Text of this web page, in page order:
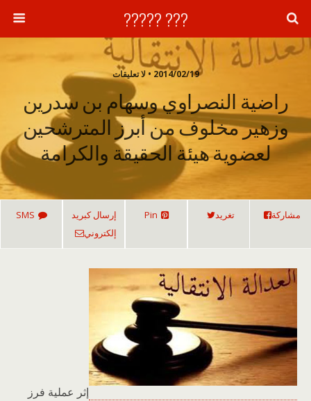
??? ?????
2014/02/19 • لا تعليقات
راضية النصراوي وسهام بن سدرين
وزهير مخلوف من أبرز المترشحين
لعضوية هيئة الحقيقة والكرامة
مشاركة تغريد Pin
إرسال كبريد
إلكتروني
SMS
إثر عملية فرز